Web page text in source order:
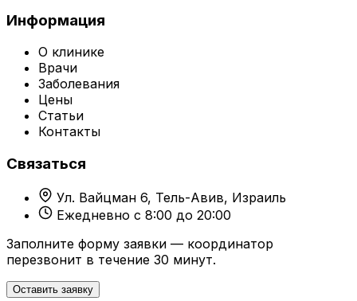
Информация
О клинике
Врачи
Заболевания
Цены
Статьи
Контакты
Связаться
Ул. Вайцман 6, Тель-Авив, Израиль
Ежедневно с 8:00 до 20:00
Заполните форму заявки — координатор
перезвонит в течение 30 минут.
Оставить заявку